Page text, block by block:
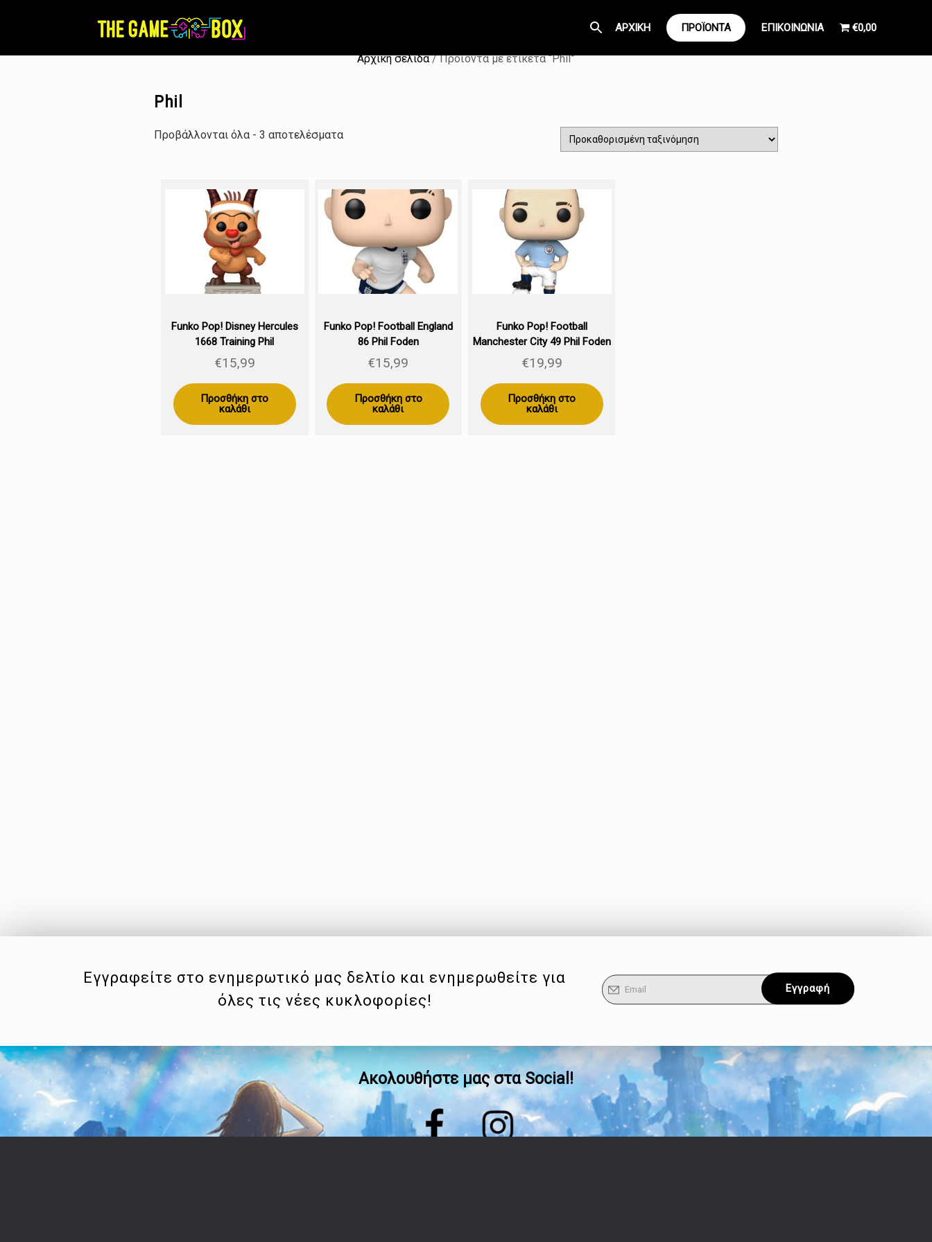
ΑΡΧΙΚΗ ΠΡΟΪΟΝΤΑ ΕΠΙΚΟΙΝΩΝΙΑ €0,00
Αρχική σελίδα/ Προϊόντα με ετικέτα “Phil”
Phil
Προβάλλονται όλα - 3 αποτελέσματα
Funko Pop! Disney Hercules
1668 Training Phil
€15,99
Προσθήκη στο
καλάθι
Funko Pop! Football England
86 Phil Foden
€15,99
Προσθήκη στο
καλάθι
Funko Pop! Football
Manchester City 49 Phil Foden
€19,99
Προσθήκη στο
καλάθι
Εγγραφείτε στο ενημερωτικό μας δελτίο και ενημερωθείτε για
όλες τις νέες κυκλοφορίες!
Ακολουθήστε μας στα Social!